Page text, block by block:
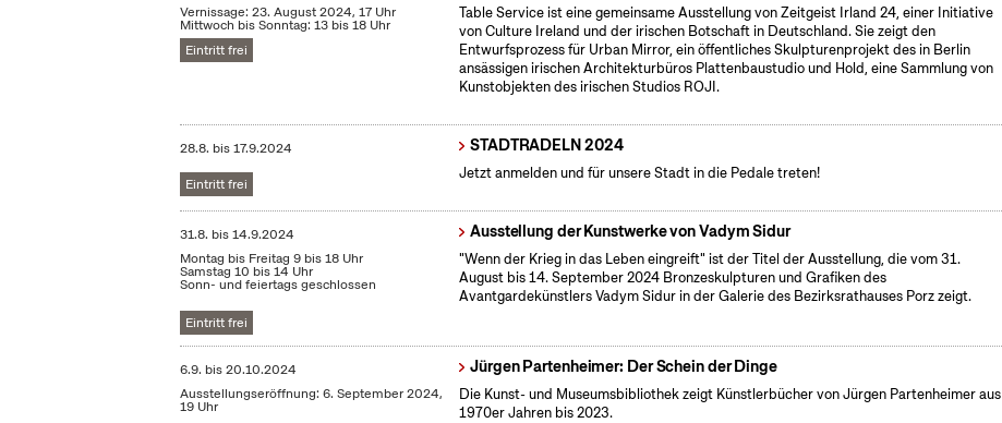
Vernissage: 23. August 2024, 17 Uhr
Mittwoch bis Sonntag: 13 bis 18 Uhr
Eintritt frei
Table Service ist eine gemeinsame Ausstellung von Zeitgeist Irland 24, einer Initiative
von Culture Ireland und der irischen Botschaft in Deutschland. Sie zeigt den
Entwurfsprozess für Urban Mirror, ein öffentliches Skulpturenprojekt des in Berlin
ansässigen irischen Architekturbüros Plattenbaustudio und Hold, eine Sammlung von
Kunstobjekten des irischen Studios ROJI.
28.8. bis17.9.2024
Eintritt frei
STADTRADELN 2024
Jetzt anmelden und für unsere Stadt in die Pedale treten!
31.8. bis14.9.2024
Montag bis Freitag 9 bis 18 Uhr
Samstag 10 bis 14 Uhr
Sonn- und feiertags geschlossen
Eintritt frei
Ausstellung der Kunstwerke von Vadym Sidur
"Wenn der Krieg in das Leben eingreift" ist der Titel der Ausstellung, die vom 31.
August bis 14. September 2024 Bronzeskulpturen und Grafiken des
Avantgardekünstlers Vadym Sidur in der Galerie des Bezirksrathauses Porz zeigt.
6.9. bis20.10.2024
Ausstellungseröffnung: 6. September 2024,
19 Uhr
Jürgen Partenheimer: Der Schein der Dinge
Die Kunst- und Museumsbibliothek zeigt Künstlerbücher von Jürgen Partenheimer aus
1970er Jahren bis 2023.